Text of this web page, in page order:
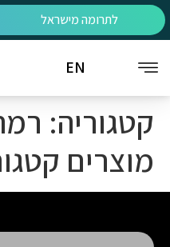
לתרומה מישראל
EN
קטגוריה:
מוצרים